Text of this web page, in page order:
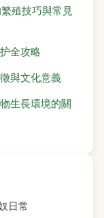
殖技巧與常見
全攻略
與文化意義
生長環境的關
日常